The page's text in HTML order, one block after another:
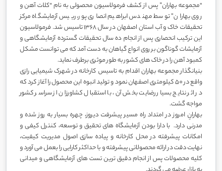
“مجموعه بهاران” پس از کشف فرمولاسیون محصولی به نام “کلات آهن و
روی بهاران” توسط مهندس ابراهیم انصاری پور، رییس آزمایشگاه مرکز
تحقیقات خاک و آب استان اصفهان در سال ۱۳۶۸ تاسیس شد. فرمولاسیون
این ترکیب انحصاری پس از انجام ده سال تحقیقات گسترده آزمایشگاهی و
آزمایشات گوناگون بر روی انواع گیاهان به دست آمد که می توانست مشکل
کمبود آهن را در خاک های کشور به طور موثری برطرف نماید.
بنیانگذار مجموعه بهاران اقدام به تاسیس کارخانه در شهرک شیمیایی رازی
واقع در ۵۰ کیلومتری اصفهان نمود و تولید انبوه این محصول را آغاز کرد که
در اثر نتایج بسیار رضایت بخش آن، با استقبال کشاورزان از سراسر کشور
مواجه گشت.
بهارانِ امروز در امتداد راه مسیر پیشرفت دیروز، چهره بسیار به روز شده و
مدرنی دارد. با دارا بودن آزمایشگاه های تحقیق و توسعه، کنترل کیفی و
امکانات پیشرفته در محل کارخانه و پیاده سازی اصول مدیریت کیفیت،
نهایت دقت در ارائه محصولاتی پیشرفته و با حداکثر کارایی را بعمل می آورد و
کلیه محصولات پس از انجام دقیق ترین تست های آزمایشگاهی و میدانی